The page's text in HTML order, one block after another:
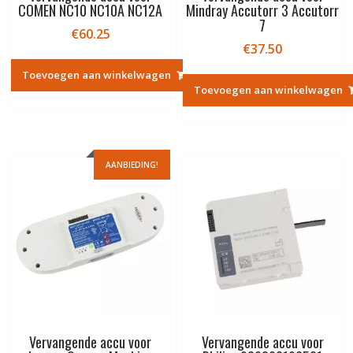
COMEN NC10 NC10A NC12A
€60.25
Toevoegen aan winkelwagen
Mindray Accutorr 3 Accutorr
7
€37.50
Toevoegen aan winkelwagen
AANBIEDING!
Vervangende accu voor Vervangende accu voor